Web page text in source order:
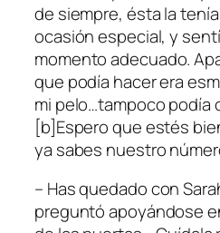
de siempre, ésta la
ocasión especial, y
momento adecuado.
que podía hacer era
mi pelo…tampoco podía
[b]Espero que estés
ya sabes nuestro
– Has quedado con
preguntó apoyándose